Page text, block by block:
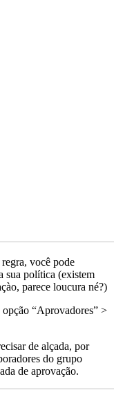
regra, você pode
sua política (existem
parece loucura né?)
“Aprovadores” >
de alçada, por
do grupo
de aprovação.